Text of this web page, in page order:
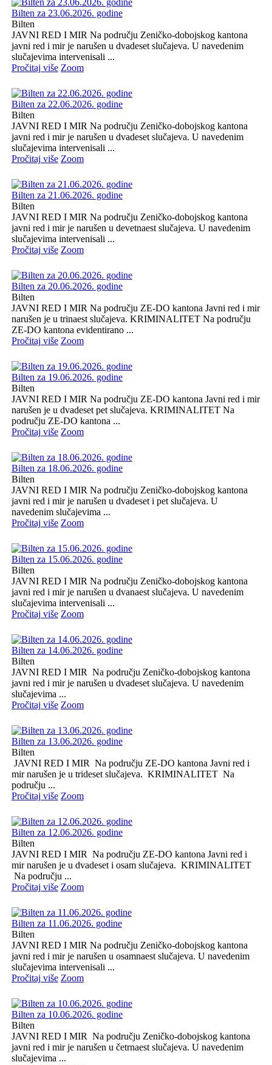
Bilten za 23.06.2026. godine
Bilten
JAVNI RED I MIR Na području Zeničko-dobojskog kantona
javni red i mir je narušen u dvadeset slučajeva. U navedenim
slučajevima intervenisali ...
Pročitaj više Zoom
Bilten za 22.06.2026. godine
Bilten
JAVNI RED I MIR Na području Zeničko-dobojskog kantona
javni red i mir je narušen u dvadeset slučajeva. U navedenim
slučajevima intervenisali ...
Pročitaj više Zoom
Bilten za 21.06.2026. godine
Bilten
JAVNI RED I MIR Na području Zeničko-dobojskog kantona
javni red i mir je narušen u devetnaest slučajeva. U navedenim
slučajevima intervenisali ...
Pročitaj više Zoom
Bilten za 20.06.2026. godine
Bilten
JAVNI RED I MIR Na području ZE-DO kantona Javni red i mir
narušen je u trinaest slučajeva. KRIMINALITET Na području
ZE-DO kantona evidentirano ...
Pročitaj više Zoom
Bilten za 19.06.2026. godine
Bilten
JAVNI RED I MIR Na području ZE-DO kantona Javni red i mir
narušen je u dvadeset pet slučajeva. KRIMINALITET Na
području ZE-DO kantona ...
Pročitaj više Zoom
Bilten za 18.06.2026. godine
Bilten
JAVNI RED I MIR Na području Zeničko-dobojskog kantona
javni red i mir je narušen u dvadeset i pet slučajeva. U
navedenim slučajevima ...
Pročitaj više Zoom
Bilten za 15.06.2026. godine
Bilten
JAVNI RED I MIR Na području Zeničko-dobojskog kantona
javni red i mir je narušen u dvanaest slučajeva. U navedenim
slučajevima intervenisali ...
Pročitaj više Zoom
Bilten za 14.06.2026. godine
Bilten
JAVNI RED I MIR Na području Zeničko-dobojskog kantona
javni red i mir je narušen u dvadeset slučajeva. U navedenim
slučajevima ...
Pročitaj više Zoom
Bilten za 13.06.2026. godine
Bilten
JAVNI RED I MIR Na području ZE-DO kantona Javni red i
mir narušen je u trideset slučajeva. KRIMINALITET Na
području ...
Pročitaj više Zoom
Bilten za 12.06.2026. godine
Bilten
JAVNI RED I MIR Na području ZE-DO kantona Javni red i
mir narušen je u dvadeset i osam slučajeva. KRIMINALITET
Na području ...
Pročitaj više Zoom
Bilten za 11.06.2026. godine
Bilten
JAVNI RED I MIR Na području Zeničko-dobojskog kantona
javni red i mir je narušen u osamnaest slučajeva. U navedenim
slučajevima intervenisali ...
Pročitaj više Zoom
Bilten za 10.06.2026. godine
Bilten
JAVNI RED I MIR Na području Zeničko-dobojskog kantona
javni red i mir je narušen u četrnaest slučajeva. U navedenim
slučajevima ...